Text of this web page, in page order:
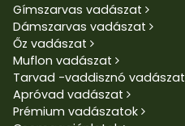
Gímszarvas vadászat
Dámszarvas vadászat
Őz vadászat
Muflon vadászat
Tarvad -vaddisznó vadászat
Apróvad vadászat
Prémium vadászatok